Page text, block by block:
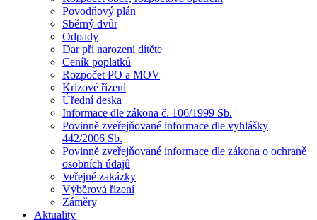
Povodňový plán
Sběrný dvůr
Odpady
Dar při narození dítěte
Ceník poplatků
Rozpočet PO a MOV
Krizové řízení
Úřední deska
Informace dle zákona č. 106/1999 Sb.
Povinně zveřejňované informace dle vyhlášky
442/2006 Sb.
Povinně zveřejňované informace dle zákona o ochraně
osobních údajů
Veřejné zakázky
Výběrová řízení
Záměry
Aktuality